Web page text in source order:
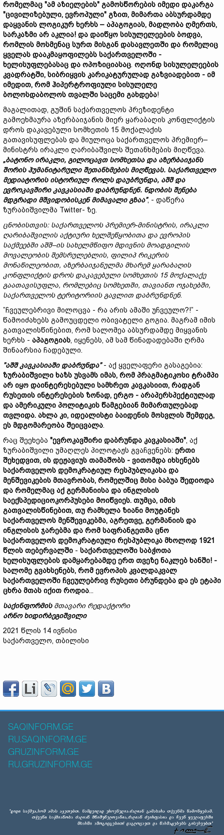
რომელმაც "ამ აზიელების" გამოსწორების იმედი დაკარგა
"ცივილიზებული, ევროპული" გზით, მიმართა აბსურდამდე
დაყვანის ლოგიკურ ხერხს – აპაგოგიას, მადლობა ღმერთს,
სარკაზმი არ აკლია! და დაიწყო სისულელეების ბოდვა,
რომლის მოსმენაც სურთ მისგან დასავლეთში და რომელიც
ყველას დააკმაყოფილებს საქართველოში -
ხელისუფლებასაც და ოპოზიციასაც. ოღონდ სისულელეების
კვადრატში, სიბრიყვის კარიკატურულად გაზვიადებით - იმ
იმედით, რომ ჰიპერტროფიული სისულელე
ბოლოსდაბოლოს თვალში საცემი გახდება!
მაგალითად, გუშინ საქართველოს პრეზიდენტი
გამოეხმაურა აზერბაიჯანის მიერ ყარაბაღის კონფლიქტის
დროს დაკავებული სომხეთის 15 მოქალაქის
გათავისუფლებას და მიულოცა საქართველოს პრემიერ–
მინისტრს ირაკლი ღარიბაშვილს შეთანხმების მიღწევა.
„ბატონოირაკლი, გილოცავთ სომხეთსა და აზერბაიჯანს
შორის ჰუმანიტარული შეთანხმების მიღწევას. საქართველო
მედიატორის ისტორიულ როლს დაუბრუნდა, აშშდა
ევროკავშირი კავკასიაში დაბრუნდნენ. ნდობის შენება
მდგრადი მშვიდობისკენმიმავალიგზაა”, - დაწერა
ზურაბიშვილმა Twitter- ზე.
ცნობისთვის: საქართველოს პრემიერ-მინისტრის, ირაკლი
ღარიბაშვილის აქტიური ხელშეწყობითა და ევროპის
საქმეებში აშშ–ის სახელმწიფო მდივნის მოადგილის
მოვალეობის შემსრულებლის, ფილიპ რიკერის
მონაწილეობით, აზერბაიჯანულმა მხარემ ყარაბაღის
კონფლიქტის დროს დაკავებული სომხეთის 15მოქალაქე
გაათავისუფლა, რომლებიც სომხეთში, თავიანთ ოჯახებში,
საქართველოს ტერიტორიის გავლით დაბრუნდნენ.
”ჩვეულებრივი მილოცვა - რა არის ამაში უჩვეულო?!” -
წამოიძახებს გამოუცდელი ობივატელი გოგია. მაგრამ იმის
გათვალისწინებით, რომ სალომეა აბსურდამდე მიყვანის
ხერხს - აპაგოგიას, იყენებს, ამ სამ წინადადებაში ღრმა
შინაარსია ჩადებული.
”აშშკავკასიაში დაბრუნდა”- აქ ყველაფერი გასაგებია:
ზურაბიშვილი ხაზს უსვამს იმას, რომ პრაგმატიკოსი ტრამპი
არ იყო დაინტერესებული სამხრეთ კავკასიით, რადგან
რუსეთის ინტერესების ზონად, ერგო - არაპერსპექტიულად
და ამერიკული პოლიტიკის წამგებიან მიმართულებად
თვლიდა. ახლა კი, იდეალისტი ბაიდენის მოსვლის შემდეგ,
ეს მდგომარეობა შეიცვალა.
რაც შეეხება "ევროკავშირი დაბრუნდა კავკასიაში", აქ
ზურაბიშვილი უმაღლეს პილოტაჟს გვაჩვენებს: ერთი
შეხედვით, ის დეჟავიუს თამაშობს - ვითომდა იხსენებს
საქართველოს დემოკრატიულ რესპუბლიკასა და
მენშევიკების მთავრობას, რომელშიც მისი ბაბუა შედიოდა
და რომელმაც აქ გერმანიისა და ინგლისის
საექსპედიციოკორპუსები მოიწვიეს. თუმცა, იმის
გათვალისწინებით, თუ რამხელა ზიანი მოუტანეს
საქართველოს მენშევიკებმა, აგრეთვე, გერმანიის და
ინგლისის ჯარებმა და რომ საფრანგეთმა ცნო
საქართველოს დემოკრატიული რესპუბლიკა მხოლოდ 1921
წლის თებერვალში - საქართველოში საბჭოთა
ხელისუფლების დამყარებამდე ერთ თვეზე ნაკლებ ხანში! -
სალომე გვახსენებს, რომ ევროპის კვალდაკვალ
საქართველოში ჩვეულებრივ რუსეთი ბრუნდება და ეს ეტაპი
ცხრა მთას იქით როდია...
საქინფორმის მთავარი რედაქტორი
არნოხიდირბეგიშვილი
2021 წლის 14 ივნისი
საქართველო, თბილისი
SAQINFORM.GE
RU.SAQINFORM.GE
GRUZINFORM.GE
RU.GRUZINFORM.GE